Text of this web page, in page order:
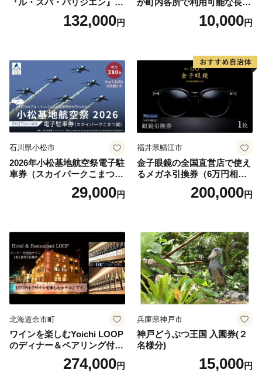
『ル・スパ・パリジエン』選
べるボディセラピー90分/1名
132,000円
か町内各所で利用可能な長野
原町ふるさと感謝券（3,000
円分）【トラベル 観光 旅行
10,000円
石川県小松市
2026年小松基地航空祭電子駐
車券（スカイパークこまつ
翼） 駐車場 シャトルバスの
りばすぐ 石川県 小松市
29,000円
福井県鯖江市
金子眼鏡の全国直営店で使え
るメガネ引換券（6万円相
当） Platinum200,000円
北海道余市町
ワインを楽しむYoichi LOOP
のディナー＆ペアリング付宿
泊プラン＜デラックスツイン
274,000円
兵庫県神戸市
神戸どうぶつ王国 入園券(２
名様分)
15,000円